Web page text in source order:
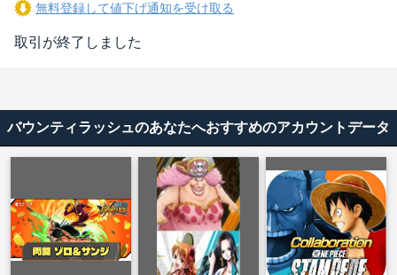
無料登録して値下げ通知を受け取る
取引が終了しました
バウンティラッシュのあなたへおすすめのアカウントデータ